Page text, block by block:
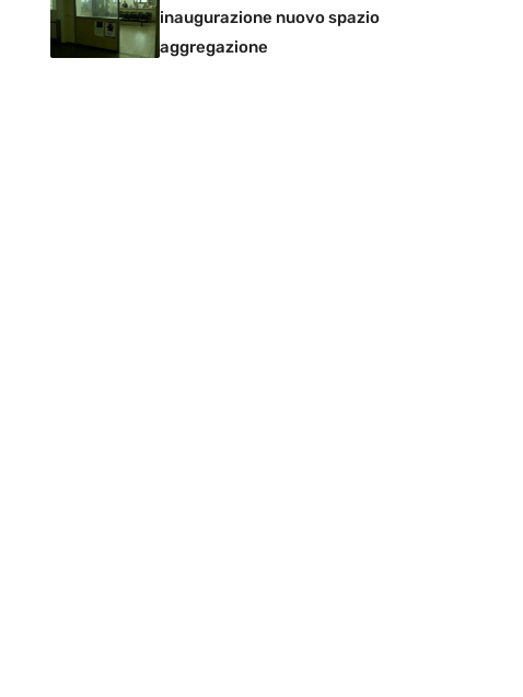
inaugurazione nuovo spazio
aggregazione